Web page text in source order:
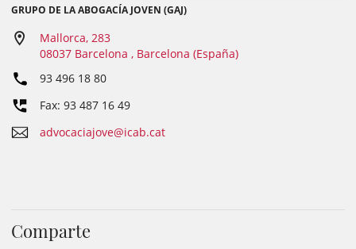
GRUPO DE LA ABOGACÍA JOVEN (GAJ)
Mallorca, 283
08037 Barcelona , Barcelona (España)
93 496 18 80
Fax: 93 487 16 49
advocaciajove@icab.cat
Comparte